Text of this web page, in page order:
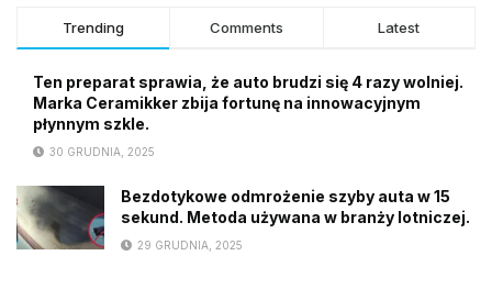
Trending Comments Latest
Ten preparat sprawia, że auto brudzi się 4 razy wolniej.
Marka Ceramikker zbija fortunę na innowacyjnym
płynnym szkle.
30 GRUDNIA, 2025
Bezdotykowe odmrożenie szyby auta w 15
sekund. Metoda używana w branży lotniczej.
29 GRUDNIA, 2025